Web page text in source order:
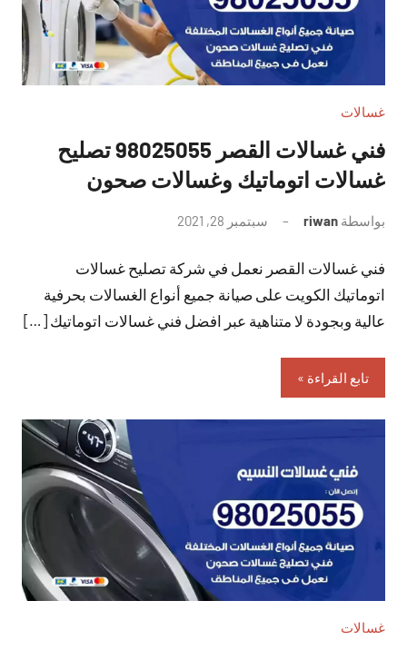
غسالات
فني غسالات القصر 98025055 تصليح
غسالات اتوماتيك وغسالات صحون
بواسطة riwan سبتمبر 28, 2021
تعليقات
فني غسالات القصر نعمل في شركة تصليح غسالات
اتوماتيك الكويت على صيانة جميع أنواع الغسالات بحرفية
عالية وبجودة لا متناهية عبر افضل فني غسالات اتوماتيك […]
تابع القراءة
غسالات